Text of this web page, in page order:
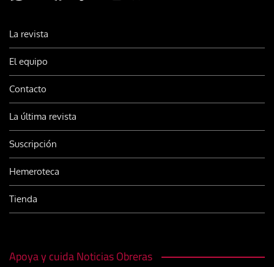
La revista
El equipo
Contacto
La última revista
Suscripción
Hemeroteca
Tienda
Apoya y cuida Noticias Obreras